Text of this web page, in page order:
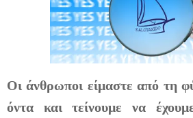
Οι άνθρωποι είμαστε από τη
όντα και τείνουμε να